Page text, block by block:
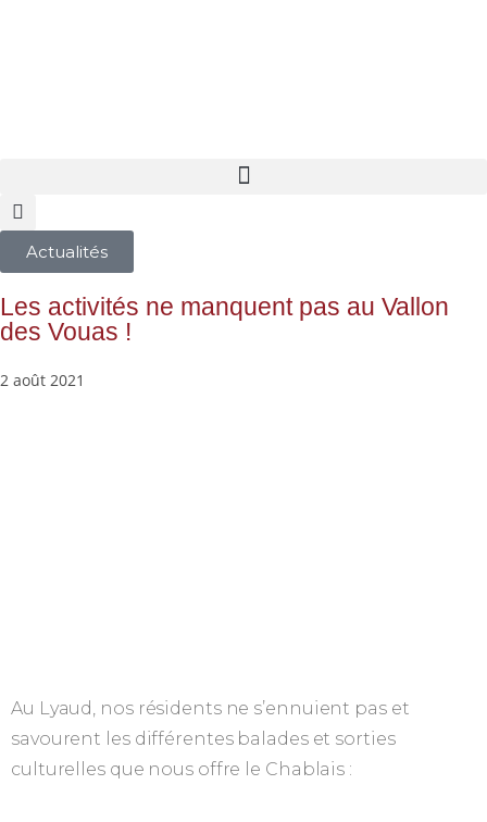
Actualités
Les activités ne manquent pas au Vallon
des Vouas !
2 août 2021
Au Lyaud, nos résidents ne s’ennuient pas et
savourent les différentes balades et sorties
culturelles que nous offre le Chablais :